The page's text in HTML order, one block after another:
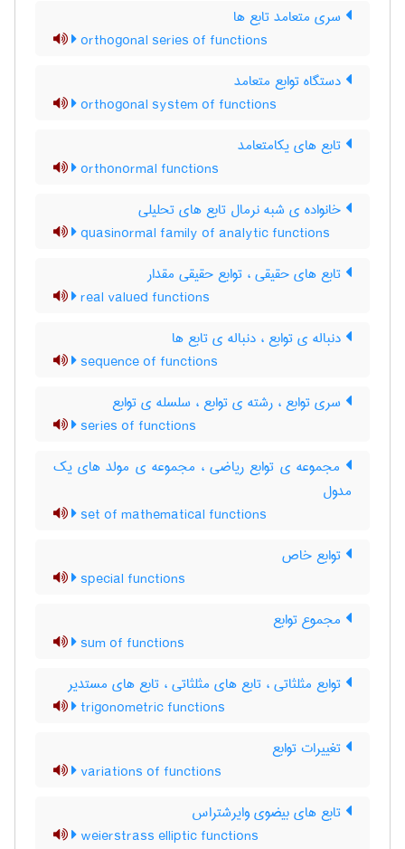
سری متعامد تابع ها
orthogonal series of functions
دستگاه توابع متعامد
orthogonal system of functions
تابع های یکامتعامد
orthonormal functions
خانواده ی شبه نرمال تابع های تحلیلی
quasinormal family of analytic functions
تابع های حقیقی ، توابع حقیقی مقدار
real valued functions
دنباله ی توابع ، دنباله ی تابع ها
sequence of functions
سری توابع ، رشته ی توابع ، سلسله ی توابع
series of functions
مجموعه ی توابع ریاضی ، مجموعه ی مولد های یک
مدول
set of mathematical functions
توابع خاص
special functions
مجموع توابع
sum of functions
توابع مثلثاتی ، تابع های مثلثاتی ، تابع های مستدیر
trigonometric functions
تغییرات توابع
variations of functions
تابع های بیضوی وایرشتراس
weierstrass elliptic functions